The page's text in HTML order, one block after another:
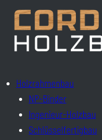
Holzrahmenbau
NP-Binder
Ingenieur-Holzbau
Schlüsselfertigbau